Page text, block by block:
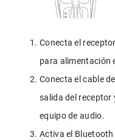
Conecta el receptor
para alimentación
Conecta el cable
salida del receptor
equipo de audio.
Activa el